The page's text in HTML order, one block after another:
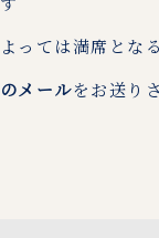
っては満席とな
メールをお送り